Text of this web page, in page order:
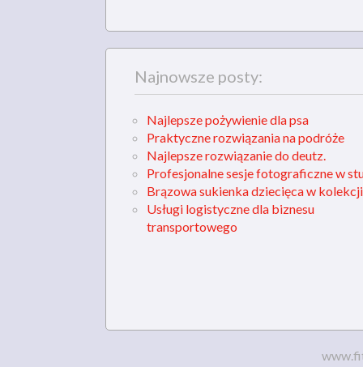
Najnowsze posty:
Najlepsze pożywienie dla psa
Praktyczne rozwiązania na podróże
Najlepsze rozwiązanie do deutz.
Profesjonalne sesje fotograficzne w
Brązowa sukienka dziecięca w
Usługi logistyczne dla biznesu
transportowego